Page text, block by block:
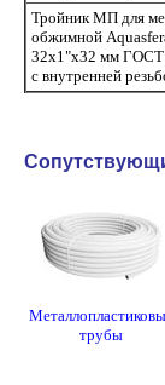
Тройник МП для
обжимной
32х1"х32 мм ГОСТ
с внутренней
трубы